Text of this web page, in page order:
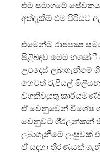
එම සමාගමේ
අත්දැකීම් එම පිරිසට
එමෙන්ම රාජපක්‍ෂ
පිළිබඳව මෙම භශඍ්ී
උපදෙස් ලබාගැනීමේ
හෙවත් රුපියල්
වගකිවයුතු
ඒ වෙනුවෙන් විශේෂ
වෙනුවට ශී‍්‍රලන්කන් හි
ලබාගැනීමේ ලංසුවක්
ඒ සඳහා තීරණයක්